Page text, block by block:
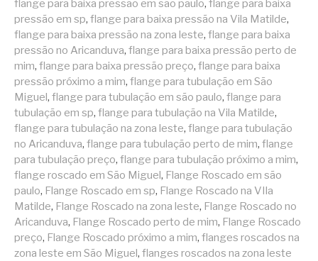
flange para baixa pressão em são paulo, flange para baixa
pressão em sp, flange para baixa pressão na Vila Matilde,
flange para baixa pressão na zona leste, flange para baixa
pressão no Aricanduva, flange para baixa pressão perto de
mim, flange para baixa pressão preço, flange para baixa
pressão próximo a mim, flange para tubulação em São
Miguel, flange para tubulação em são paulo, flange para
tubulação em sp, flange para tubulação na Vila Matilde,
flange para tubulação na zona leste, flange para tubulação
no Aricanduva, flange para tubulação perto de mim, flange
para tubulação preço, flange para tubulação próximo a mim,
flange roscado em São Miguel, Flange Roscado em são
paulo, Flange Roscado em sp, Flange Roscado na VIla
Matilde, Flange Roscado na zona leste, Flange Roscado no
Aricanduva, Flange Roscado perto de mim, Flange Roscado
preço, Flange Roscado próximo a mim, flanges roscados na
zona leste em São Miguel, flanges roscados na zona leste